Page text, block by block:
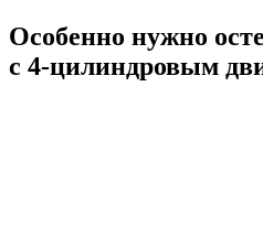
Особенно нужно
с 4-цилиндровым